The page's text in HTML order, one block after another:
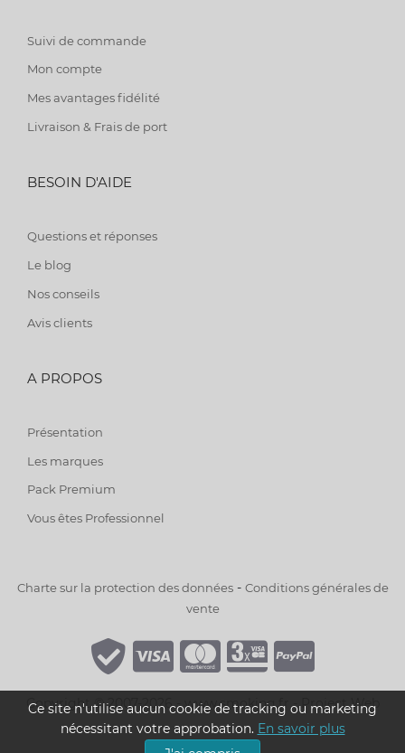
Suivi de commande
Mon compte
Mes avantages fidélité
Livraison & Frais de port
BESOIN D'AIDE
Questions et réponses
Le blog
Nos conseils
Avis clients
A PROPOS
Présentation
Les marques
Pack Premium
Vous êtes Professionnel
Charte sur la protection des données- Conditions générales de
vente
Copyright © 2007-2026 - www.smoking.fr -Project Web
Ce site n'utilise aucun cookie de tracking ou marketing
nécessitant votre approbation. En savoir plus